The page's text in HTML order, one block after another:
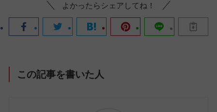
よかったらシェアしてね！
この記事を書いた人